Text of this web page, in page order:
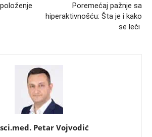
Poremećaj pažnje sa
hiperaktivnošću: Šta je i kako
se leči
Petar Vojvodić